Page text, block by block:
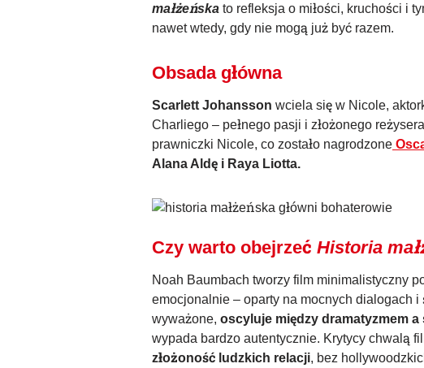
małżeńska to refleksja o miłości, kruchości i
nawet wtedy, gdy nie mogą już być razem.
Obsada główna
Scarlett Johansson wciela się w Nicole,
Charliego – pełnego pasji i złożonego
prawniczki Nicole, co zostało nagrodzone
Alana Aldę i Raya Liotta.
Czy warto obejrzeć Historia
Noah Baumbach tworzy film minimalistyczny
emocjonalnie – oparty na mocnych dialogach
wyważone, oscyluje między dramatyzmem
wypada bardzo autentycznie. Krytycy chwalą
złożoność ludzkich relacji, bez